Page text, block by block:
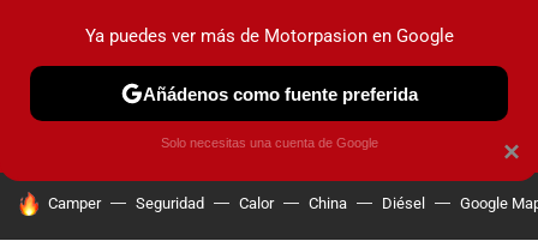
PRUEBAS COCHES ELÉCTRICOS OBSERVATORIO
HOY SE HABLA DE
Camper Seguridad Calor China Diésel Google
×
Ya puedes ver más de Motorpasion en Google
Añádenos como fuente preferida
Solo necesitas una cuenta de Google